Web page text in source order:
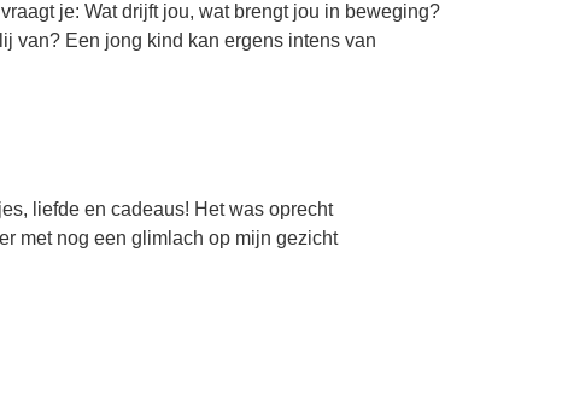
je: Wat drijft jou, wat brengt jou in beweging?
van? Een jong kind kan ergens intens van
liefde en cadeaus! Het was oprecht
met nog een glimlach op mijn gezicht